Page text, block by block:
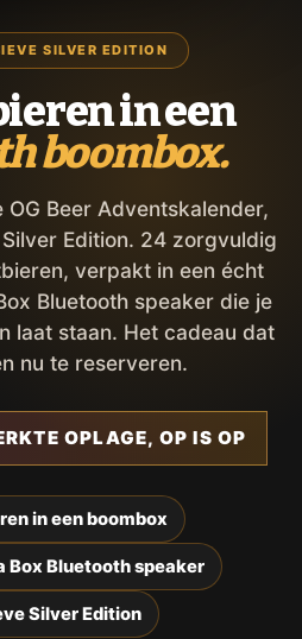
SILVER EDITION
in een
boombox.
OG Beer Adventskalender,
Edition. 24 zorgvuldig
verpakt in een écht
Bluetooth speaker die je
laat staan. Het cadeau dat
nu te reserveren.
OPLAGE, OP IS OP
in een boombox
Box Bluetooth speaker
Silver Edition